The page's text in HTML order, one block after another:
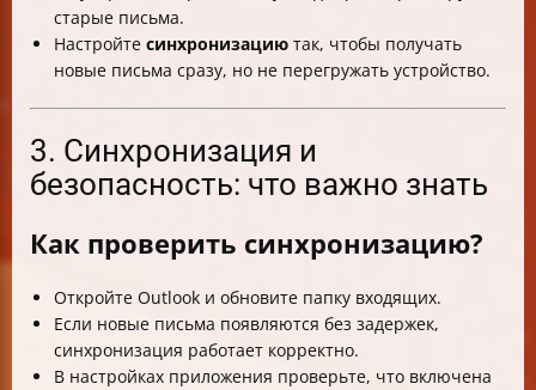
старые письма.
Настройте синхронизацию так, чтобы получать
новые письма сразу, но не перегружать устройство.
3. Синхронизация и
безопасность: что важно знать
Как проверить синхронизацию?
Откройте Outlook и обновите папку входящих.
Если новые письма появляются без задержек,
синхронизация работает корректно.
В настройках приложения проверьте, что включена